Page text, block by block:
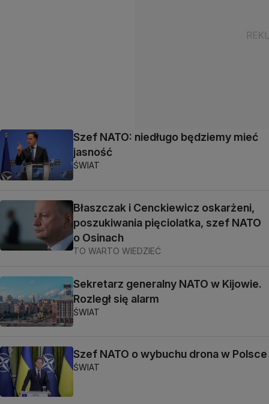
Szef NATO: niedługo będziemy mieć
jasność
ŚWIAT
Błaszczak i Cenckiewicz oskarżeni,
poszukiwania pięciolatka, szef NATO
o Osinach
TO WARTO WIEDZIEĆ
Sekretarz generalny NATO w Kijowie.
Rozległ się alarm
ŚWIAT
Szef NATO o wybuchu drona w Polsce
ŚWIAT